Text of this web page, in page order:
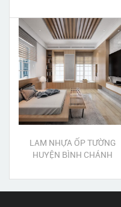
LAM NHỰA ỐP TƯỜNG
HUYỆN BÌNH CHÁNH